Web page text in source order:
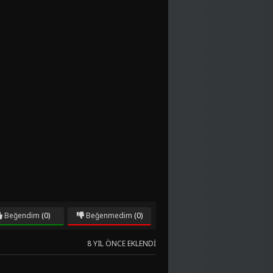
Beğendim (0) Beğenmedim (0)
8 YIL ÖNCE EKLENDI